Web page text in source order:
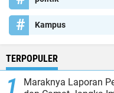
Kampus
TERPOPULER
Maraknya Laporan